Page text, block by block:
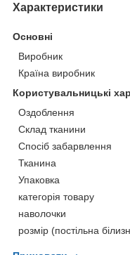
Характеристики
Основні
Виробник
Країна виробник
Користувальницькі
Оздоблення
Склад тканини
Спосіб забарвлення
Тканина
Упаковка
категорія товару
наволочки
розмір (постільна